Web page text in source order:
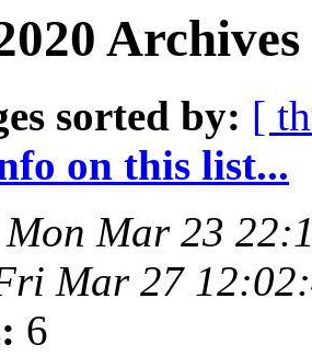
sorted by: [
on this list...
Mon Mar 23
Mar 27
6